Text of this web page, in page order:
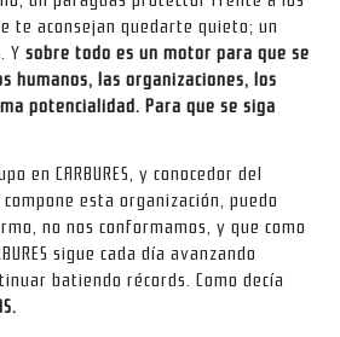
te aconsejan quedarte quieto; un
Y sobre todo es un motor para que se
humanos, las organizaciones, los
potencialidad. Para que se siga
en CARBURES, y conocedor del
esta organización, puedo
no nos conformamos, y que como
sigue cada día avanzando
batiendo récords. Como decía